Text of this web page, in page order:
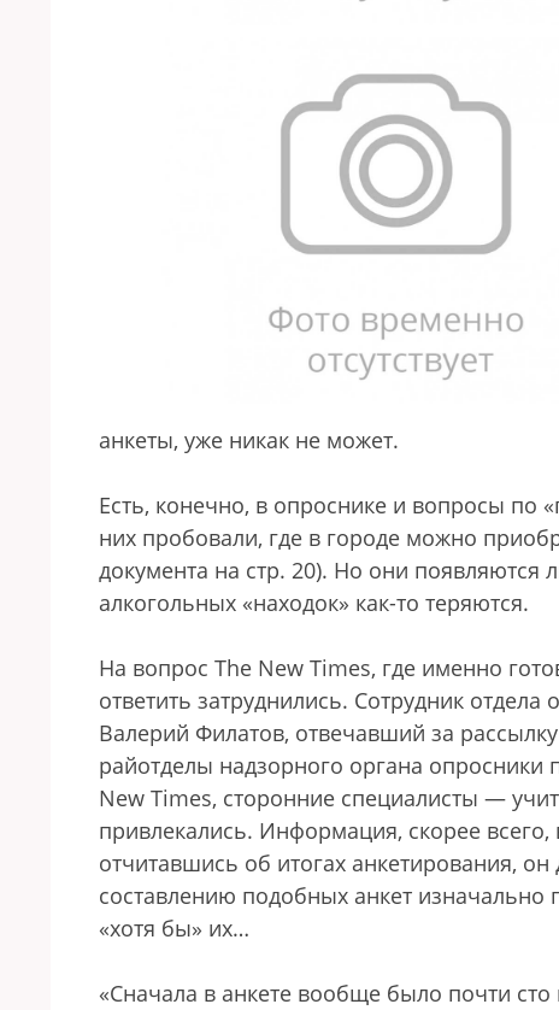
анкеты, уже никак не может.
Есть, конечно, в опроснике и вопросы по
них пробовали, где в городе можно
документа на стр. 20). Но они
алкогольных «находок» как-то теряются.
На вопрос The New Times, где именно
ответить затруднились. Сотрудник
Валерий Филатов, отвечавший за
райотделы надзорного органа
New Times, сторонние специалисты —
привлекались. Информация, скорее
отчитавшись об итогах анкетирования,
составлению подобных анкет
«хотя бы» их…
«Сначала в анкете вообще было почти